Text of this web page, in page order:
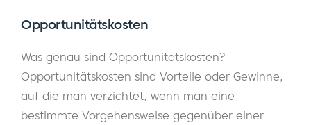
Opportunitätskosten
Was genau sind Opportunitätskosten?
Opportunitätskosten sind Vorteile oder Gewinne,
auf die man verzichtet, wenn man eine
bestimmte Vorgehensweise gegenüber einer